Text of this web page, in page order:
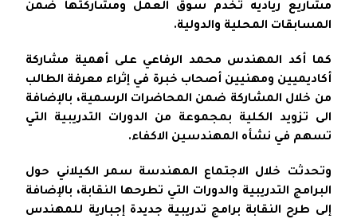
مشاريع رياديه تخدم سوق العمل ومشاركتها ضمن
المسابقات المحلية والدولية.
كما أكد المهندس محمد الرفاعي على أهمية مشاركة
أكاديميين ومهنيين أصحاب خبرة في إثراء معرفة الطالب
من خلال المشاركة ضمن المحاضرات الرسمية، بالإضافة
الى تزويد الكلية بمجموعة من الدورات التدريبية التي
تسهم في نشأه المهندسين الاكفاء.
وتحدثت خلال الاجتماع المهندسة سمر الكيلاني حول
البرامج التدريبية والدورات التي تطرحها النقابة، بالإضافة
إلى طرح النقابة برامج تدريبية جديدة إجبارية للمهندس